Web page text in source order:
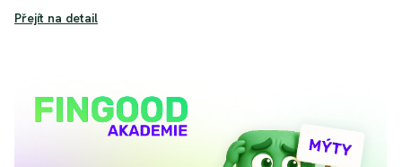
financemi, které se Vám snažíme pomoci odstranit
Přejít na detail